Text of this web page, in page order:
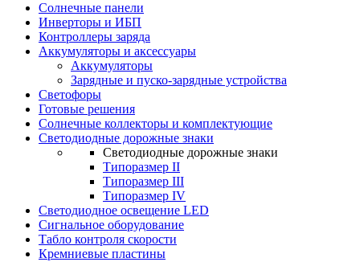
Солнечные панели
Инверторы и ИБП
Контроллеры заряда
Аккумуляторы и аксессуары
Аккумуляторы
Зарядные и пуско-зарядные устройства
Светофоры
Готовые решения
Солнечные коллекторы и комплектующие
Светодиодные дорожные знаки
Светодиодные дорожные знаки
Типоразмер II
Типоразмер III
Типоразмер IV
Светодиодное освещение LED
Сигнальное оборудование
Табло контроля скорости
Кремниевые пластины